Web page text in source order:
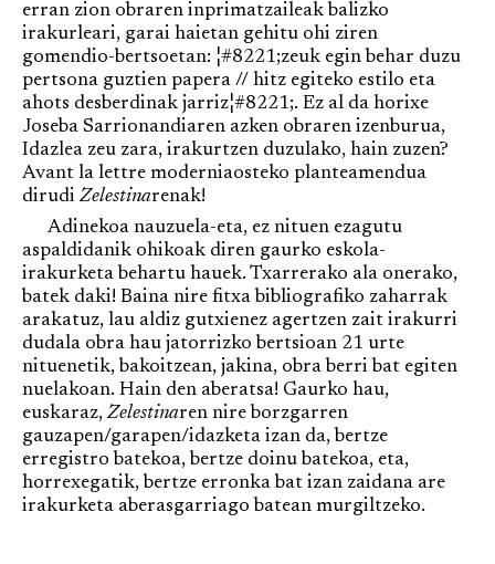
erran zion obraren inprimatzaileak balizko
irakurleari, garai haietan gehitu ohi ziren
gomendio-bertsoetan: ¦#8221;zeuk egin behar duzu
pertsona guztien papera // hitz egiteko estilo eta
ahots desberdinak jarriz¦#8221;. Ez al da horixe
Joseba Sarrionandiaren azken obraren izenburua,
Idazlea zeu zara, irakurtzen duzulako, hain zuzen?
Avant la lettre moderniaosteko planteamendua
dirudi Zelestinarenak!
Adinekoa nauzuela-eta, ez nituen ezagutu
aspaldidanik ohikoak diren gaurko eskola-
irakurketa behartu hauek. Txarrerako ala onerako,
batek daki! Baina nire fitxa bibliografiko zaharrak
arakatuz, lau aldiz gutxienez agertzen zait irakurri
dudala obra hau jatorrizko bertsioan 21 urte
nituenetik, bakoitzean, jakina, obra berri bat egiten
nuelakoan. Hain den aberatsa! Gaurko hau,
euskaraz, Zelestinaren nire borzgarren
gauzapen/garapen/idazketa izan da, bertze
erregistro batekoa, bertze doinu batekoa, eta,
horrexegatik, bertze erronka bat izan zaidana are
irakurketa aberasgarriago batean murgiltzeko.